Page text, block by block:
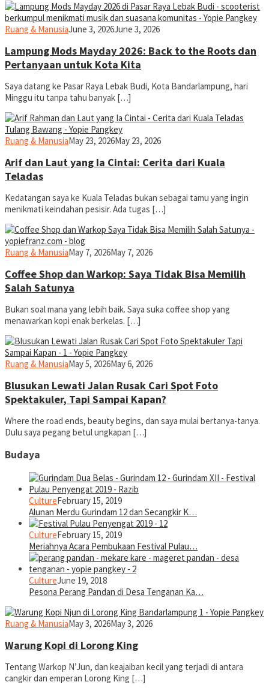
Ruang & Manusiayopiefranz
June 3, 2026June 3, 2026
Lampung Mods Mayday 2026: Back to the Roots dan
Pertanyaan untuk Kota Kita
Saya datang ke Pasar Raya Lebak Budi, Kota Bandarlampung, hari
Minggu itu tanpa tahu banyak […]
Ruang & Manusiayopiefranz
May 23, 2026May 23, 2026
Arif dan Laut yang Ia Cintai: Cerita dari Kuala
Teladas
Kedatangan saya ke Kuala Teladas bukan sebagai tamu yang ingin
menikmati keindahan pesisir. Ada tugas […]
Ruang & Manusiayopiefranz
May 7, 2026May 7, 2026
Coffee Shop dan Warkop: Saya Tidak Bisa Memilih
Salah Satunya
Bukan soal mana yang lebih baik. Saya suka coffee shop yang
menawarkan kopi enak berkelas. […]
Ruang & Manusiayopiefranz
May 5, 2026May 6, 2026
Blusukan Lewati Jalan Rusak Cari Spot Foto
Spektakuler, Tapi Sampai Kapan?
Where the road ends, beauty begins, dan saya mulai bertanya-tanya.
Dulu saya pegang betul ungkapan […]
Budaya
CultureFebruary 15, 2019
Alunan Merdu Gurindam 12 dan Secangkir K…
CultureFebruary 15, 2019
Meriahnya Acara Pembukaan Festival Pulau…
CultureJune 19, 2018
Pesona Perang Pandan di Desa Tenganan Ka…
Ruang & Manusiayopiefranz
May 3, 2026May 3, 2026
Warung Kopi di Lorong King
Tentang Warkop N’Jun, dan keajaiban kecil yang terjadi di antara
cangkir dan emperan Lorong King […]